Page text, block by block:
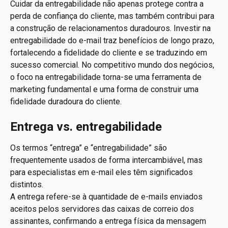
Cuidar da entregabilidade não apenas protege contra a
perda de confiança do cliente, mas também contribui para
a construção de relacionamentos duradouros. Investir na
entregabilidade do e-mail traz benefícios de longo prazo,
fortalecendo a fidelidade do cliente e se traduzindo em
sucesso comercial. No competitivo mundo dos negócios,
o foco na entregabilidade torna-se uma ferramenta de
marketing fundamental e uma forma de construir uma
fidelidade duradoura do cliente.
Entrega vs. entregabilidade
Os termos “entrega” e “entregabilidade” são
frequentemente usados ​​de forma intercambiável, mas
para especialistas em e-mail eles têm significados
distintos.
A entrega refere-se à quantidade de e-mails enviados
aceitos pelos servidores das caixas de correio dos
assinantes, confirmando a entrega física da mensagem